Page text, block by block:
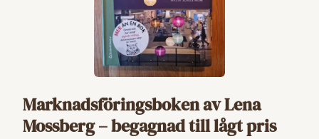
Marknadsföringsboken av Lena
Mossberg – begagnad till lågt pris